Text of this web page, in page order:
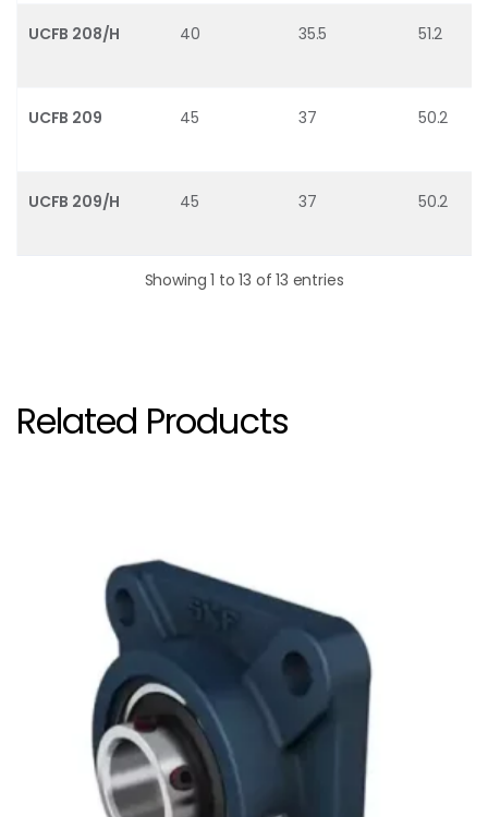
UCFB 208/H 40 35.5 51.2
UCFB 209 45 37 50.2
UCFB 209/H 45 37 50.2
Showing 1 to 13 of 13 entries
Related Products